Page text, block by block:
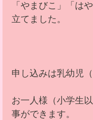
「やまびこ」「は
立てました。
申し込みは乳幼児
お一人様（小学生
事ができます。